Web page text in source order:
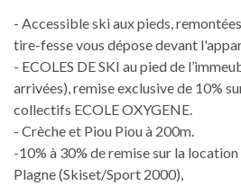
- Accessible ski aux pieds,
tire-fesse vous dépose devant
- ECOLES DE SKI au pied de
arrivées), remise exclusive de 10%
collectifs ECOLE OXYGENE.
- Crèche et Piou Piou à 200m.
-10% à 30% de remise sur la
Plagne (Skiset/Sport 2000),